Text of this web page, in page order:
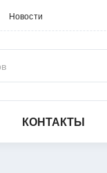
Новости
КОНТАКТЫ